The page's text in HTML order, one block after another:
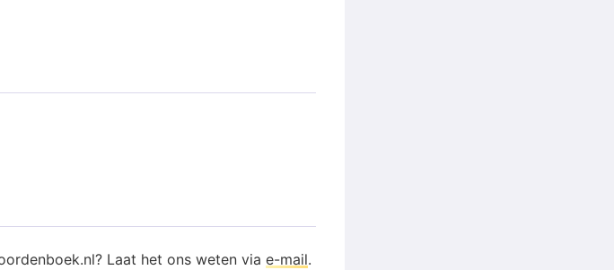
Laat het ons weten via e-mail.